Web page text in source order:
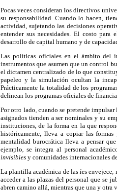
Pocas veces consideran los directivos
su responsabilidad. Cuando lo hacen,
actividad, sujetando las decisiones
entender sus necesidades. El costo
desarrollo de capital humano y de
Las políticas oficiales en el ámbito del
instrumentos que asumen que un control
el dictamen centralizado de lo que
papeleo y la simulación ocultan la
Prácticamente la totalidad de los
delinean los programas oficiales de
Por otro lado, cuando se pretende
asignados tienden a ser nominales y su
instituciones, de la forma en la que
históricamente, lleva a copiar las
mentalidad burocrática lleva a pensar
ejemplo, se integra al personal
invisibles y comunidades internacionales
La plantilla académica de las íes
acceder a las plazas del personal que se
abren camino allá, mientras que una y otra